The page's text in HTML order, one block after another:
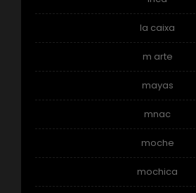
la caixa
m arte
mayas
mnac
moche
mochica